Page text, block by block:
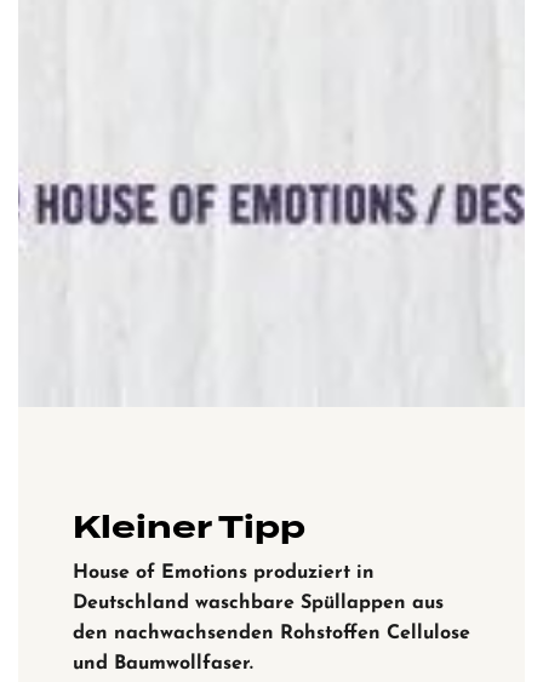
Kleiner Tipp
House of Emotions produziert in
Deutschland waschbare Spüllappen aus
den nachwachsenden Rohstoffen Cellulose
und Baumwollfaser.